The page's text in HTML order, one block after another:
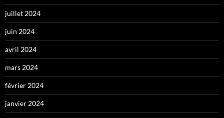
juillet 2024
juin 2024
avril 2024
mars 2024
février 2024
janvier 2024